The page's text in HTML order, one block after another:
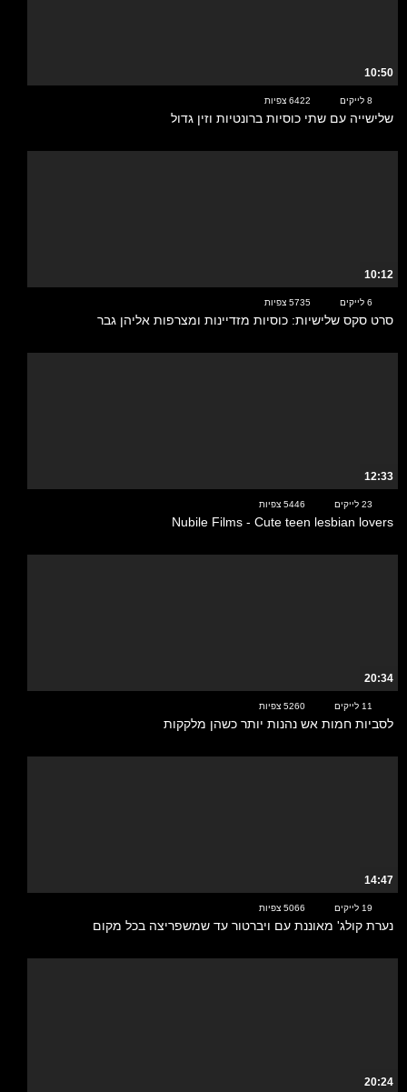
10:50
8 לייקים 6422 צפיות
שלישייה עם שתי כוסיות ברונטיות וזין גדול
10:12
6 לייקים 5735 צפיות
סרט סקס שלישיות: כוסיות מזדיינות ומצרפות אליהן גבר
12:33
23 לייקים 5446 צפיות
Nubile Films - Cute teen lesbian lovers
20:34
11 לייקים 5260 צפיות
לסביות חמות אש נהנות יותר כשהן מלקקות
14:47
19 לייקים 5066 צפיות
נערת קולג' מאוננת עם ויברטור עד שמשפריצה בכל מקום
20:24